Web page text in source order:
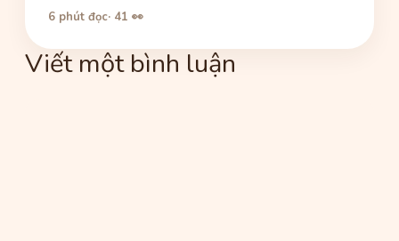
6 phút đọc· 41 👀
Viết một bình luận